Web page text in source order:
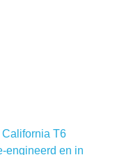
T6
engineerd en in